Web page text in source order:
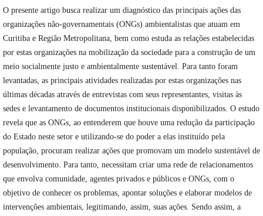
O presente artigo busca realizar um diagnóstico das principais ações das
organizações não-governamentais (ONGs) ambientalistas que atuam em
Curitiba e Região Metropolitana, bem como estuda as relações estabelecidas
por estas organizações na mobilização da sociedade para a construção de um
meio socialmente justo e ambientalmente sustentável. Para tanto foram
levantadas, as principais atividades realizadas por estas organizações nas
últimas décadas através de entrevistas com seus representantes, visitas às
sedes e levantamento de documentos institucionais disponibilizados. O estudo
revela que as ONGs, ao entenderem que houve uma redução da participação
do Estado neste setor e utilizando-se do poder a elas instituído pela
população, procuram realizar ações que promovam um modelo sustentável de
desenvolvimento. Para tanto, necessitam criar uma rede de relacionamentos
que envolva comunidade, agentes privados e públicos e ONGs, com o
objetivo de conhecer os problemas, apontar soluções e elaborar modelos de
intervenções ambientais, legitimando, assim, suas ações. Sendo assim, a